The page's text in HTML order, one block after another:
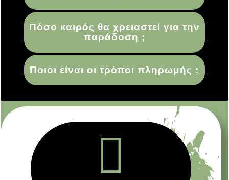
Πόσο καιρός θα χρειαστεί για την
παράδοση ;
Ποιοι είναι οι τρόποι πληρωμής ;
